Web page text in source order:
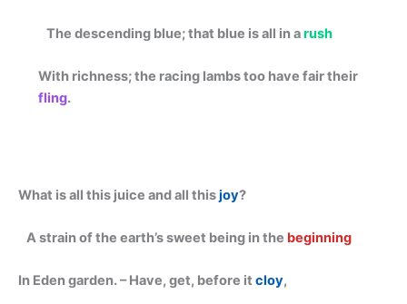
The descending blue; that blue is all in arush
With richness; the racing lambs too have fair their
fling.
What is all this juice and all thisjoy?
A strain of the earth’s sweet being in the beginning
In Eden garden. – Have, get, before it cloy,